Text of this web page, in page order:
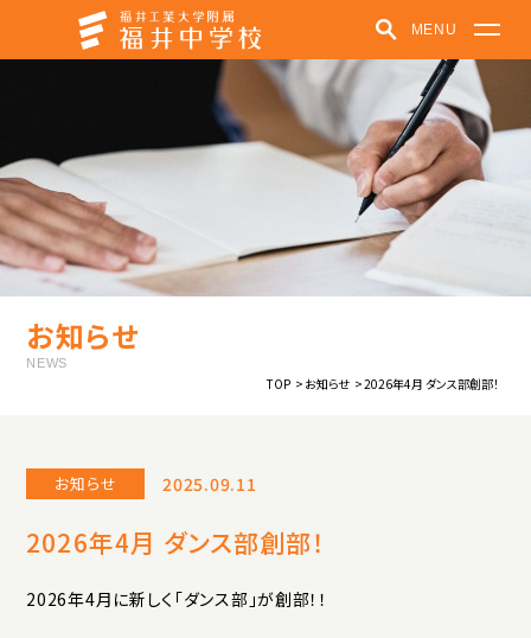
MENU
学校紹介
学びの特色
学校での取り組み
受験生の方へ
在学生・保護者の方へ
パンフレット
お知らせ
福井中高ポータルサイト
学校紹介動画
アクセス プライバシーポリシー
いじめ防止基本方針
ご寄付について
お知らせ
NEWS
TOP お知らせ 2026年4月 ダンス部創部！
お知らせ 2025.09.11
2026年4月 ダンス部創部！
2026年4月に新しく「ダンス部」が創部！！